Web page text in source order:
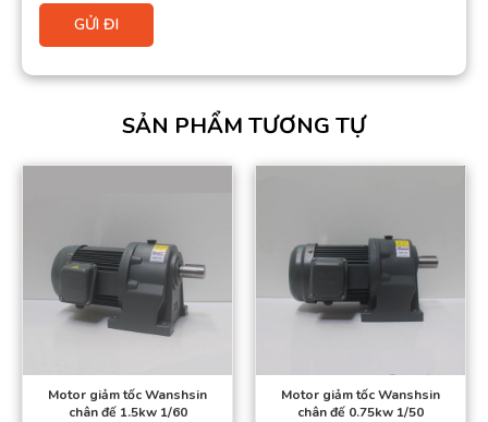
SẢN PHẨM TƯƠNG TỰ
Motor giảm tốc Wanshsin
chân đế 1.5kw 1/60
Motor giảm tốc Wanshsin
chân đế 0.75kw 1/50